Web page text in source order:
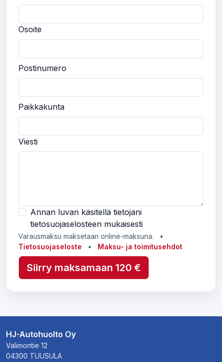
Osoite
Postinumero
Paikkakunta
Viesti
Annan luvan käsitellä tietojani
tietosuojaselosteen mukaisesti
Varausmaksu maksetaan online-maksuna.
•
Tietosuojaseloste
• Maksu- ja toimitusehdot
Siirry maksamaan 120 €
HJ-Autohuolto Oy
Valimontie 12
04300 TUUSULA